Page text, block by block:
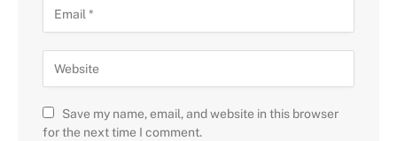
Save my name, email, and website in this browser
for the next time I comment.